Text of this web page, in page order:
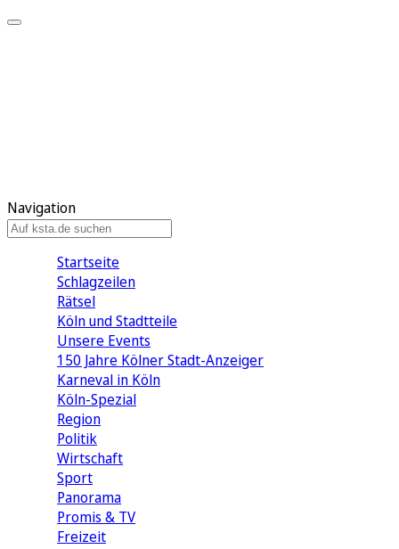
Navigation
Startseite
Schlagzeilen
Rätsel
Köln und Stadtteile
Unsere Events
150 Jahre Kölner Stadt-Anzeiger
Karneval in Köln
Köln-Spezial
Region
Politik
Wirtschaft
Sport
Panorama
Promis & TV
Freizeit